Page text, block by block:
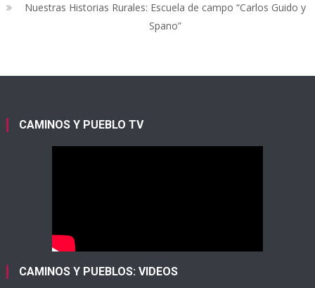
Nuestras Historias Rurales: Escuela de campo “Carlos Guido y
Spano”
CAMINOS Y PUEBLO TV
CAMINOS Y PUEBLOS: VIDEOS